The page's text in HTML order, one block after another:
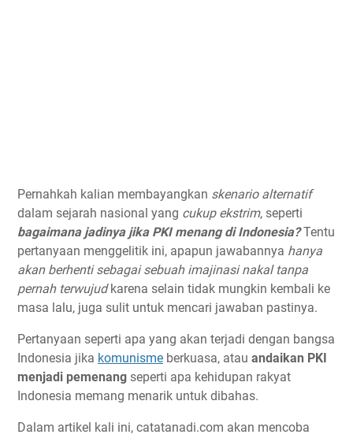
Pernahkah kalian membayangkan skenario alternatif
dalam sejarah nasional yang cukup ekstrim, seperti
bagaimana jadinya jika PKI menang di Indonesia?Tentu
pertanyaan menggelitik ini, apapun jawabannya hanya
akan berhenti sebagai sebuah imajinasi nakal tanpa
pernah terwujudkarena selain tidak mungkin kembali ke
masa lalu, juga sulit untuk mencari jawaban pastinya.
Pertanyaan seperti apa yang akan terjadi dengan bangsa
Indonesia jika komunisme berkuasa, atau andaikan PKI
menjadi pemenang seperti apa kehidupan rakyat
Indonesia memang menarik untuk dibahas.
Dalam artikel kali ini, catatanadi.com akan mencoba